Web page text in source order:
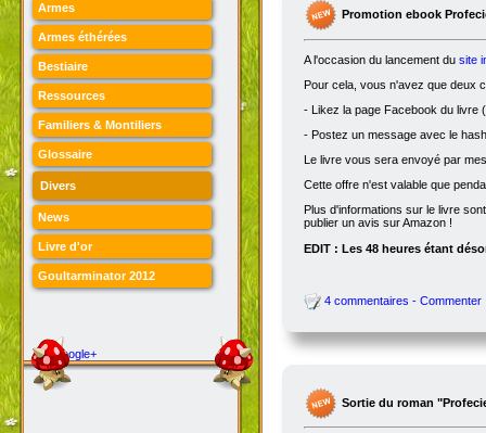
Armes
Armes éthérées
Bestiaire
Ressources
Familiers & Montiliers
Glossaire
Divers
News
Livre d'or
Goultarminator 2012
Google+
Promotion ebook
A l'occasion du lancement du site
Pour cela, vous n'avez que deux
- Likez la page Facebook du livre (
- Postez un message avec le
Le livre vous sera envoyé par
Cette offre n'est valable que
Plus d'informations sur le livre
publier un avis sur Amazon !
EDIT : Les 48 heures étant
4 commentaires - Commenter
Sortie du roman